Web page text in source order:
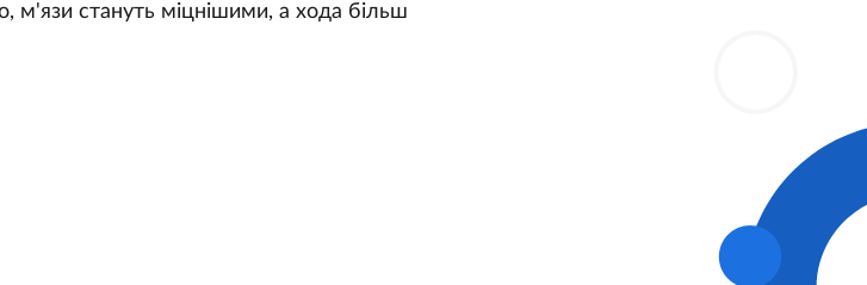
м'язи стануть міцнішими, а хода більш